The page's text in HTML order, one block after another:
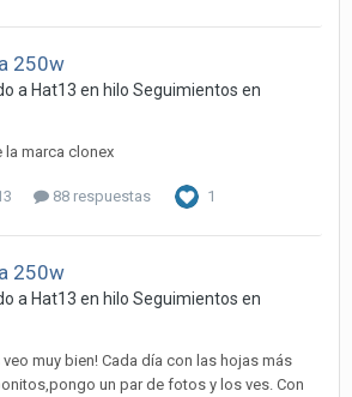
250w
a Hat13 en hilo Seguimientos en
la marca clonex
88 respuestas 1
250w
a Hat13 en hilo Seguimientos en
veo muy bien! Cada día con las hojas más
un par de fotos y los ves. Con